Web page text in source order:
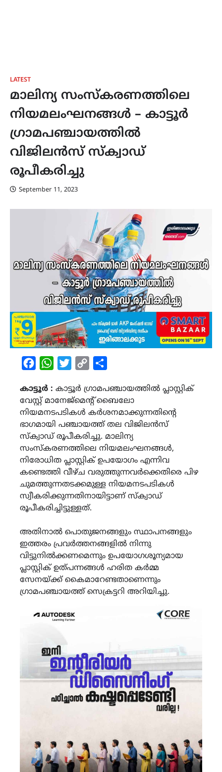
LATEST
മാലിന്യ സംസ്കരണത്തിലെ
നിയമലംഘനങ്ങൾ – കാട്ടൂർ
ഗ്രാമപഞ്ചായത്തിൽ
വിജിലൻസ് സ്ക്വാഡ്
രൂപീകരിച്ചു
September 11, 2023
FacebookWhatsAppTwitterCopy
കാട്ടൂർ : കാട്ടൂർ ഗ്രാമപഞ്ചായത്തിൽ പ്ലാസ്റ്റിക്
വേസ്റ്റ് മാനേജ്മെന്റ് ബൈലോ
നിയമനടപടികൾ കർശനമാക്കുന്നതിന്‍റെ
ഭാഗമായി പഞ്ചായത്ത് തല വിജിലൻസ്
സ്ക്വാഡ് രൂപീകരിച്ചു. മാലിന്യ
സംസ്കരണത്തിലെ നിയമലംഘനങ്ങൾ,
നിരോധിത പ്ലാസ്റ്റിക് ഉപയോഗം എന്നിവ
കണ്ടെത്തി വീഴ്ച വരുത്തുന്നവർക്കെതിരെ പിഴ
ചുമത്തുന്നതടക്കമുള്ള നിയമനടപടികൾ
സ്വീകരിക്കുന്നതിനായിട്ടാണ് സ്ക്വാഡ്
രൂപീകരിച്ചിട്ടുള്ളത്.
അതിനാൽ പൊതുജനങ്ങളും സ്ഥാപനങ്ങളും
ഇത്തരം പ്രവർത്തനങ്ങളിൽ നിന്നു
വിട്ടുനിൽക്കണമെന്നും ഉപയോഗശൂന്യമായ
പ്ലാസ്റ്റിക് ഉത്പന്നങ്ങൾ ഹരിത കർമ്മ
സേനയ്ക്ക് കൈമാറേണ്ടതാണെന്നും
ഗ്രാമപഞ്ചായത്ത് സെക്രട്ടറി അറിയിച്ചു.